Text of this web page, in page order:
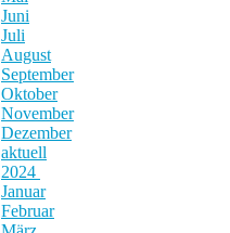
Juni
Juli
August
September
Oktober
November
Dezember
aktuell
2024
Januar
Februar